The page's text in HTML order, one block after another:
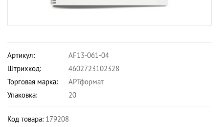
Артикул:
AF13-061-04
Штрихкод:
4602723102328
Торговая марка:
АРТформат
Упаковка:
20
Код товара: 179208